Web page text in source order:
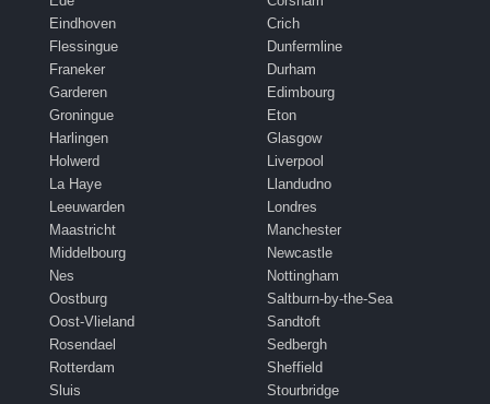
Eindhoven
Flessingue
Franeker
Garderen
Groningue
Harlingen
Holwerd
La Haye
Leeuwarden
Maastricht
Middelbourg
Nes
Oostburg
Oost-Vlieland
Rosendael
Rotterdam
Sluis
Crich
Dunfermline
Durham
Edimbourg
Eton
Glasgow
Liverpool
Llandudno
Londres
Manchester
Newcastle
Nottingham
Saltburn-by-the-Sea
Sandtoft
Sedbergh
Sheffield
Stourbridge